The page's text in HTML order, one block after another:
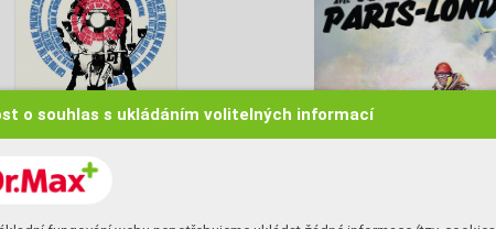
o souhlas s ukládáním volitelných informací